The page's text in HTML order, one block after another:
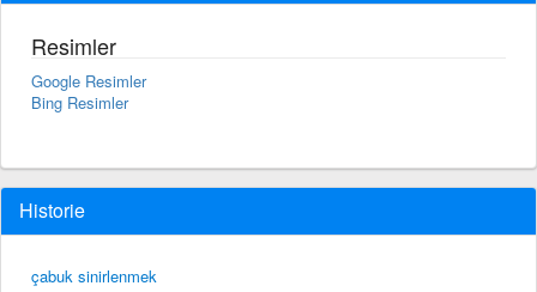
Resimler
Google Resimler
Bing Resimler
Historie
çabuk sinirlenmek